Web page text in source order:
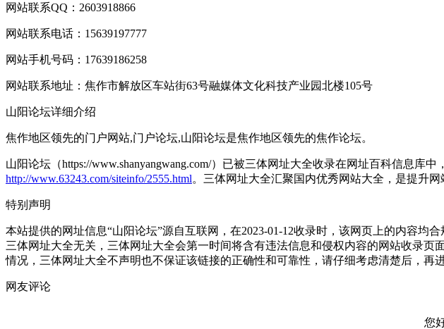
网站联系QQ：2603918866
网站联系电话：15639197777
网站手机号码：17639186258
网站联系地址：焦作市解放区车站街63号融媒体文化科技产业园北楼105号
山阳论坛详细介绍
焦作地区领先的门户网站,门户论坛,山阳论坛是焦作地区领先的焦作论坛。
山阳论坛（https://www.shanyangwang.com/）已被三体网址大全收录在网址百科信息库中
http://www.63243.com/siteinfo/2555.html。三体网址大全汇聚国内优秀网站大全，是提升
特别声明
本站提供的网址信息“山阳论坛”源自互联网，在2023-01-12收录时，该网页上的内容
三体网址大全无关，三体网址大全会第一时间将含有违法信息和侵权内容的网站收录
情况，三体网址大全不声明也不保证该链接的正确性和可靠性，请仔细考虑清楚后，再
网友评论
您